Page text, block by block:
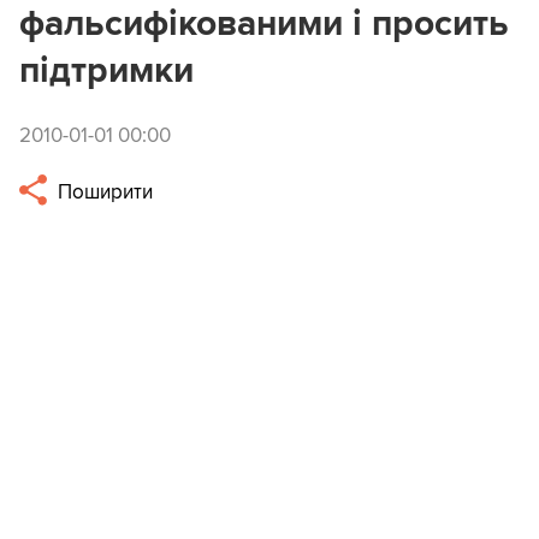
фальсифікованими і просить
підтримки
2010-01-01 00:00
Поширити